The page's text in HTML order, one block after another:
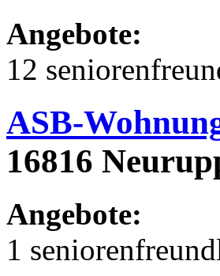
Angebote:
12
ASB-
16816
Angebote:
1